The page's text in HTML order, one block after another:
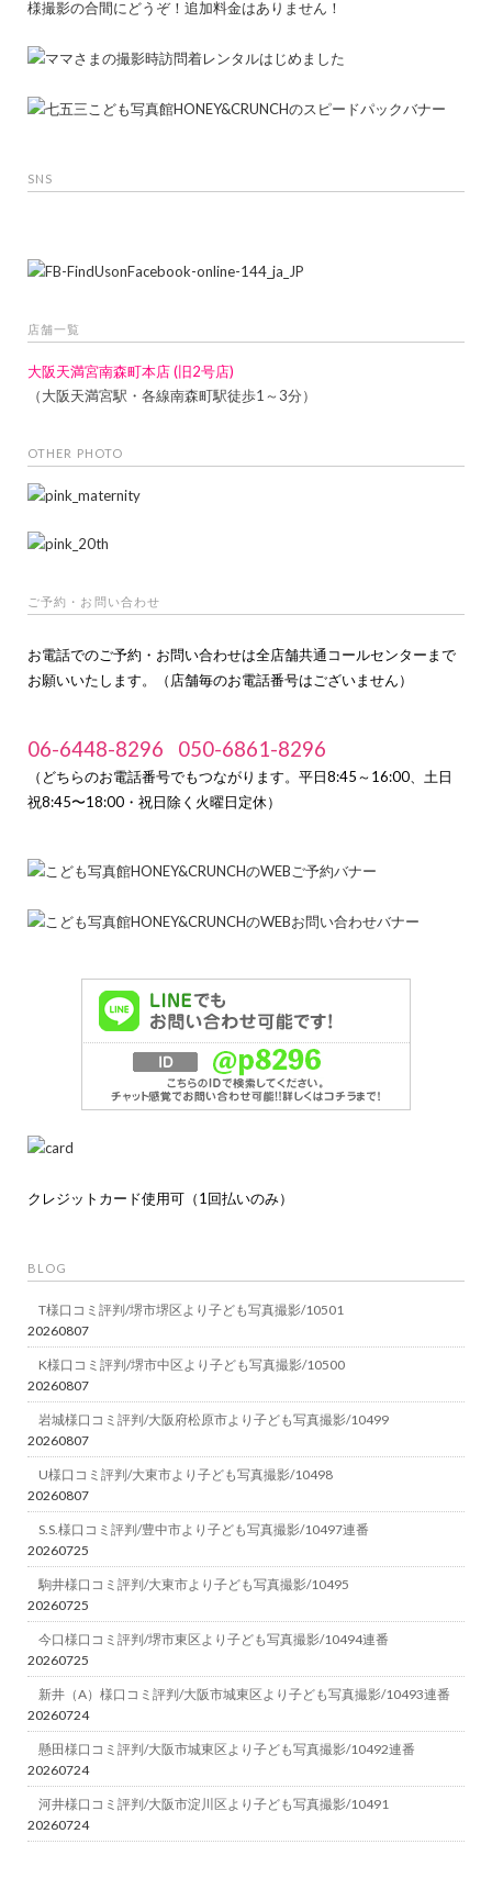
SNS
店舗一覧
大阪天満宮南森町本店 (旧2号店)
（大阪天満宮駅・各線南森町駅徒歩1～3分）
OTHER PHOTO
ご予約・お問い合わせ
お電話でのご予約・お問い合わせは全店舗共通コールセンターまで
お願いいたします。（店舗毎のお電話番号はございません）
06-6448-8296 050-6861-8296
（どちらのお電話番号でもつながります。平日8:45～16:00、土日
祝8:45〜18:00・祝日除く火曜日定休）
クレジットカード使用可（1回払いのみ）
BLOG
T様口コミ評判/堺市堺区より子ども写真撮影/10501
20260807
K様口コミ評判/堺市中区より子ども写真撮影/10500
20260807
岩城様口コミ評判/大阪府松原市より子ども写真撮影/10499
20260807
U様口コミ評判/大東市より子ども写真撮影/10498
20260807
S.S.様口コミ評判/豊中市より子ども写真撮影/10497連番
20260725
駒井様口コミ評判/大東市より子ども写真撮影/10495
20260725
今口様口コミ評判/堺市東区より子ども写真撮影/10494連番
20260725
新井（A）様口コミ評判/大阪市城東区より子ども写真撮影/10493連番
20260724
懸田様口コミ評判/大阪市城東区より子ども写真撮影/10492連番
20260724
河井様口コミ評判/大阪市淀川区より子ども写真撮影/10491
20260724